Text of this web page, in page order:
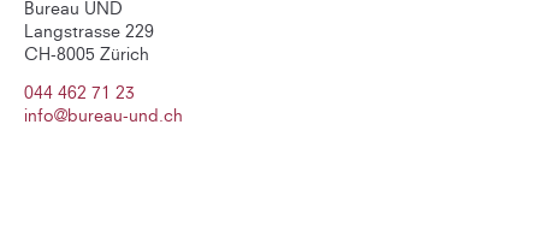
Bureau UND
Langstrasse 229
CH-8005 Zürich
044 462 71 23
info@bureau-und.ch